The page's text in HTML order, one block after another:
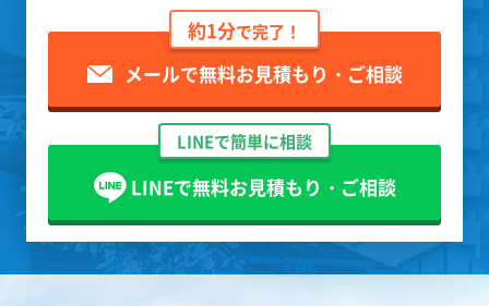
約1分で完了！
メールで無料お見積もり・ご相談
LINEで簡単に相談
LINEで無料お見積もり・ご相談